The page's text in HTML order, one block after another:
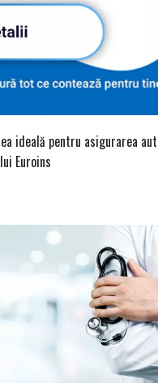
ideală pentru asigurarea
Euroins